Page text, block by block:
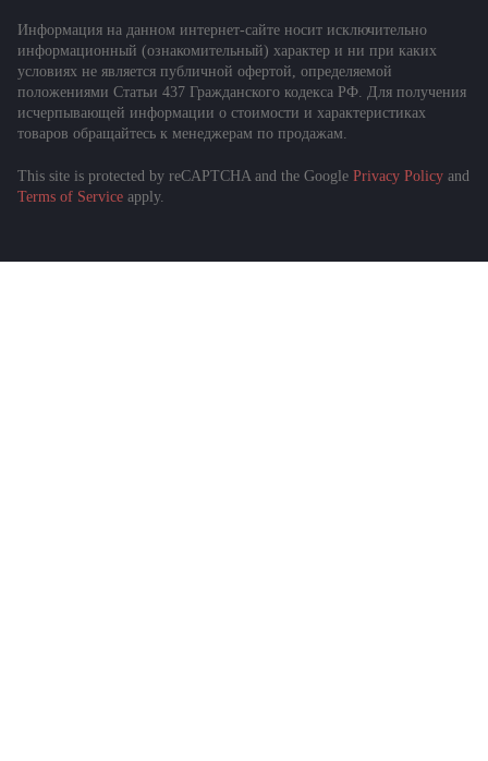
Информация на данном интернет-сайте носит исключительно
информационный (ознакомительный) характер и ни при каких
условиях не является публичной офертой, определяемой
положениями Статьи 437 Гражданского кодекса РФ. Для получения
исчерпывающей информации о стоимости и характеристиках
товаров обращайтесь к менеджерам по продажам.
This site is protected by reCAPTCHA and the Google Privacy Policy and
Terms of Service apply.